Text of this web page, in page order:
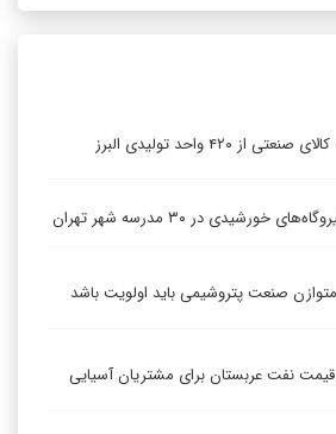
از ۴۲۰ واحد تولیدی البرز
خورشیدی در ۳۰ مدرسه شهر تهران
صنعت پتروشیمی باید اولویت باشد
نفت عربستان برای مشتریان آسیایی